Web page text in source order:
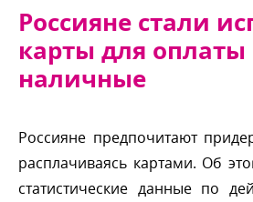
Россияне стали
карты для
наличные
Россияне предпочитают
расплачиваясь картами. Об
статистические данные по